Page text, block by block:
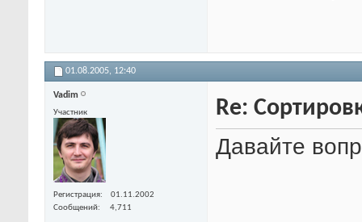
01.08.2005, 12:40
Vadim
Участник
Регистрация
01.11.2002
Сообщений
4,711
Re:
Давайте